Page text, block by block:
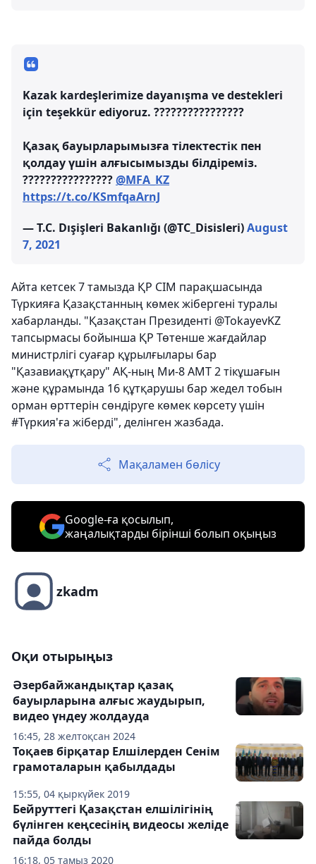
Kazak kardeşlerimize dayanışma ve destekleri
için teşekkür ediyoruz. ????????????????
Қазақ бауырларымызға тілектестік пен
қолдау үшін алғысымызды білдіреміз.
????????????????@MFA_KZ
https://t.co/KSmfqaArnJ
— T.C. Dışişleri Bakanlığı (@TC_Disisleri)August
7, 2021
Айта кетсек 7 тамызда ҚР СІМ парақшасында
Түркияға Қазақстанның көмек жібергені туралы
хабарланды. "Қазақстан Президенті @TokayevKZ
тапсырмасы бойынша ҚР Төтенше жағдайлар
министрлігі суағар құрылғылары бар
"Қазавиақұтқару" АҚ-ның Ми-8 АМТ 2 тікұшағын
және құрамында 16 құтқарушы бар жедел тобын
орман өрттерін сөндіруге көмек көрсету үшін
#Түркия'ға жіберді", делінген жазбада.
Мақаламен бөлісу
Google-ға қосылып,
жаңалықтарды бірінші болып оқыңыз
zkadm
Оқи отырыңыз
16:45, 28 желтоқсан 2024
Әзербайжандықтар қазақ
бауырларына алғыс жаудырып,
видео үндеу жолдауда
15:55, 04 қыркүйек 2019
Тоқаев бірқатар Елшілерден Сенім
грамоталарын қабылдады
16:18, 05 тамыз 2020
Бейруттегі Қазақстан елшілігінің
бүлінген кеңсесінің видеосы желіде
пайда болды